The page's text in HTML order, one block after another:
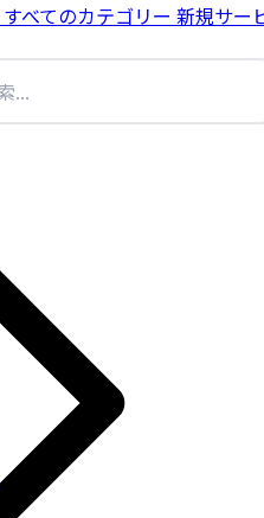
すべてのカテゴリー 新規サー